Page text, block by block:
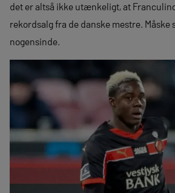
det er altså ikke utænkeligt, at
rekordsalg fra de danske mestre. Måske
nogensinde.